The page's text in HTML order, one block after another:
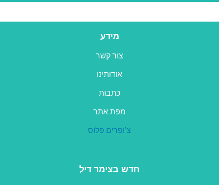
מידע
צור קשר
אודותינו
כתבות
מפת אתר
צ’ופרים פלוס
חדש בצימר דיל